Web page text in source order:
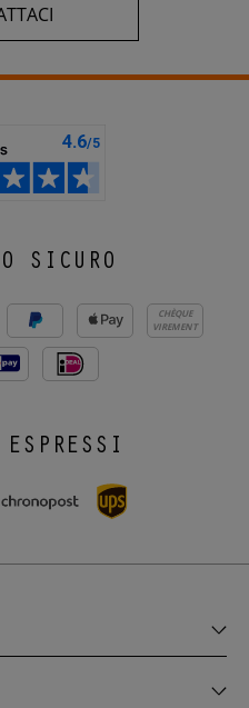
SICURO
CHÈQUE
VIREMENT